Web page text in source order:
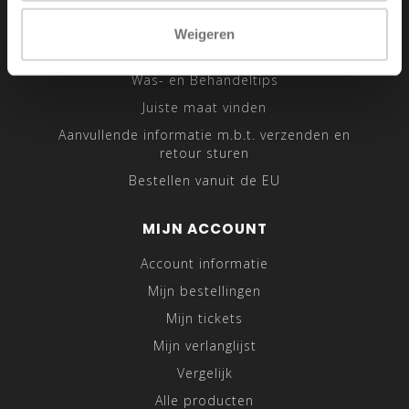
Weigeren
Sitemap
Was- en Behandeltips
Juiste maat vinden
Aanvullende informatie m.b.t. verzenden en
retour sturen
Bestellen vanuit de EU
MIJN ACCOUNT
Account informatie
Mijn bestellingen
Mijn tickets
Mijn verlanglijst
Vergelijk
Alle producten